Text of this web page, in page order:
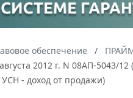
обеспечение
2012 г. N 08АП-5043/
- доход от продажи)